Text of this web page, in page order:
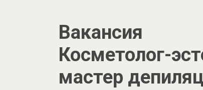
Вакансия
Косметолог-
мастер